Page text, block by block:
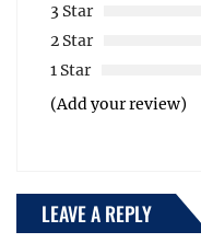
3 Star
2 Star
1 Star
(Add your review)
LEAVE A REPLY